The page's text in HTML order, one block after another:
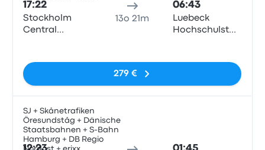
17:22
Stockholm
Central
13o 21m
06:43
Luebeck
Hochschulstadtteil
279 €
SJ + Skånetrafiken
Öresundståg + Dänische
Staatsbahnen + S-Bahn
Hamburg + DB Regio